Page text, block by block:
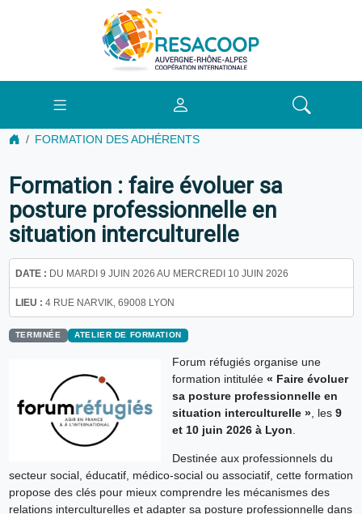
FORMATION DES ADHÉRENTS
Formation : faire évoluer sa
posture professionnelle en
situation interculturelle
DATE : DU MARDI 9 JUIN 2026 AU MERCREDI 10 JUIN 2026
LIEU : 4 RUE NARVIK, 69008 LYON
TERMINÉE ATELIER DE FORMATION
Forum réfugiés organise une
formation intitulée « Faire évoluer
sa posture professionnelle en
situation interculturelle », les 9
et 10 juin 2026 à Lyon.
Destinée aux professionnels du
secteur social, éducatif, médico-social ou associatif, cette formation
propose des clés pour mieux comprendre les mécanismes des
relations interculturelles et adapter sa posture professionnelle dans